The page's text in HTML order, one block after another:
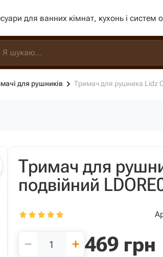
для ванних кімнат, кухонь і систем
для рушників Тримач для рушника Lidz
Тримач для
подвійний
− + 469 грн